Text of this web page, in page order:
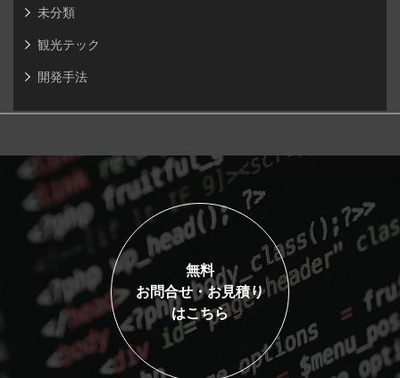
未分類
観光テック
開発手法
無料
お問合せ・お見積り
はこちら